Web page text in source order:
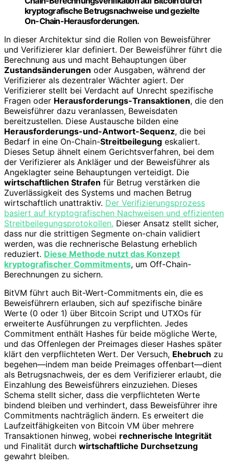
kryptografische Betrugsnachweise und gezielte
On-Chain-Herausforderungen.
In dieser Architektur sind die Rollen von Beweisführer
und Verifizierer klar definiert. Der Beweisführer führt die
Berechnung aus und macht Behauptungen über
Zustandsänderungen oder Ausgaben, während der
Verifizierer als dezentraler Wächter agiert. Der
Verifizierer stellt bei Verdacht auf Unrecht spezifische
Fragen oder Herausforderungs-Transaktionen, die den
Beweisführer dazu veranlassen, Beweisdaten
bereitzustellen. Diese Austausche bilden eine
Herausforderungs-und-Antwort-Sequenz, die bei
Bedarf in eine On-Chain-Streitbeilegung eskaliert.
Dieses Setup ähnelt einem Gerichtsverfahren, bei dem
der Verifizierer als Ankläger und der Beweisführer als
Angeklagter seine Behauptungen verteidigt. Die
wirtschaftlichen Strafen für Betrug verstärken die
Zuverlässigkeit des Systems und machen Betrug
wirtschaftlich unattraktiv. Der Verifizierungsprozess
basiert auf kryptografischen Nachweisen und effizienten
Streitbeilegungsprotokollen. Dieser Ansatz stellt sicher,
dass nur die strittigen Segmente on-chain validiert
werden, was die rechnerische Belastung erheblich
reduziert. Diese Methode nutzt das Konzept
kryptografischer Commitments, um Off-Chain-
Berechnungen zu sichern.
BitVM führt auch Bit-Wert-Commitments ein, die es
Beweisführern erlauben, sich auf spezifische binäre
Werte (0 oder 1) über Bitcoin Script und UTXOs für
erweiterte Ausführungen zu verpflichten. Jedes
Commitment enthält Hashes für beide mögliche Werte,
und das Offenlegen der Preimages dieser Hashes später
klärt den verpflichteten Wert. Der Versuch, Ehebruch zu
begehen—indem man beide Preimages offenbart—dient
als Betrugsnachweis, der es dem Verifizierer erlaubt, die
Einzahlung des Beweisführers einzuziehen. Dieses
Schema stellt sicher, dass die verpflichteten Werte
bindend bleiben und verhindert, dass Beweisführer ihre
Commitments nachträglich ändern. Es erweitert die
Laufzeitfähigkeiten von Bitcoin VM über mehrere
Transaktionen hinweg, wobei rechnerische Integrität
und Finalität durch wirtschaftliche Durchsetzung
gewahrt bleiben.